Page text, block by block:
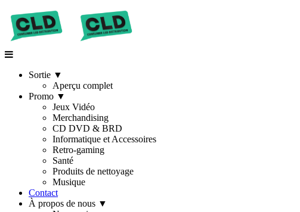
Sortie ▼
Aperçu complet
Promo ▼
Jeux Vidéo
Merchandising
CD DVD & BRD
Informatique et Accessoires
Retro-gaming
Santé
Produits de nettoyage
Musique
Contact
À propos de nous ▼